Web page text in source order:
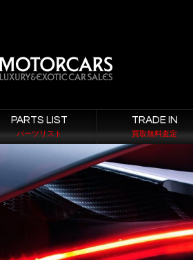
PARTS LIST
パーツリスト
TRADE IN
買取無料査定